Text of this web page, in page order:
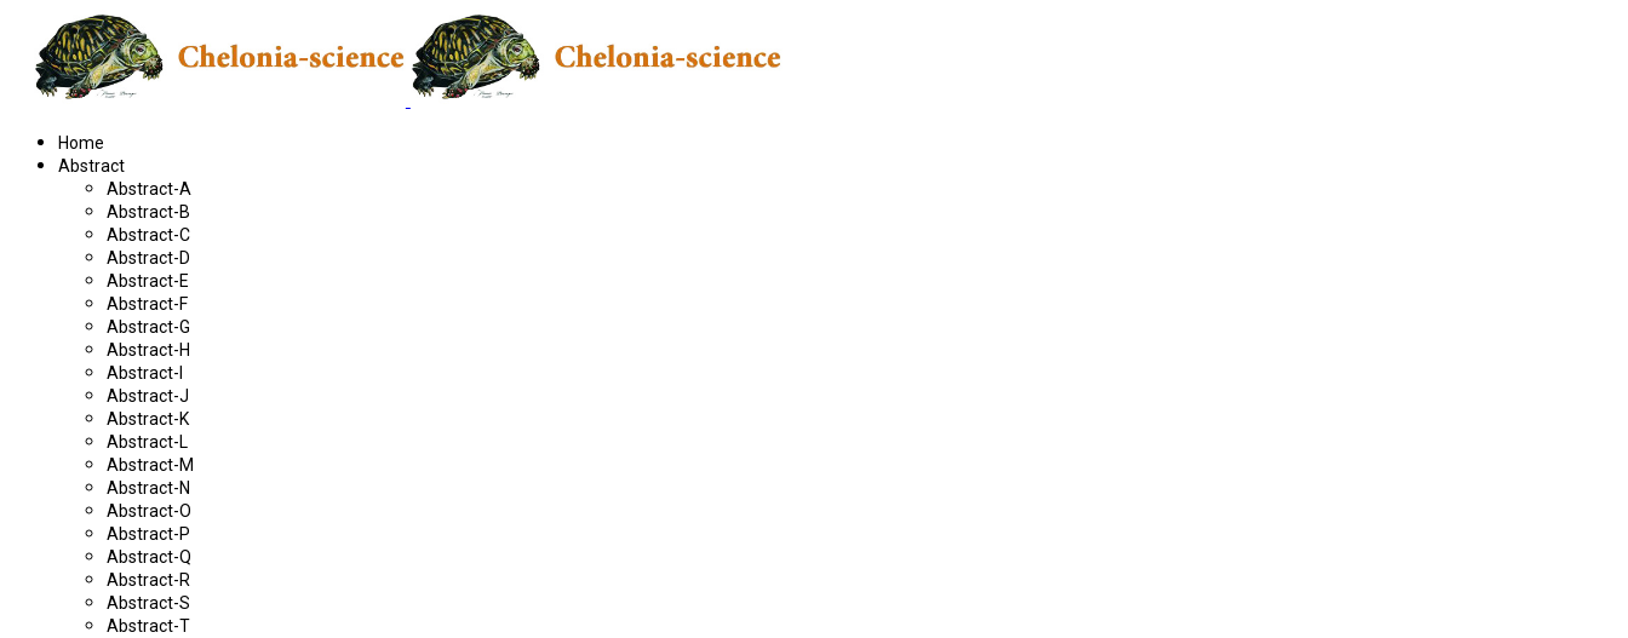
Home
Abstract
Abstract-A
Abstract-B
Abstract-C
Abstract-D
Abstract-E
Abstract-F
Abstract-G
Abstract-H
Abstract-I
Abstract-J
Abstract-K
Abstract-L
Abstract-M
Abstract-N
Abstract-O
Abstract-P
Abstract-Q
Abstract-R
Abstract-S
Abstract-T